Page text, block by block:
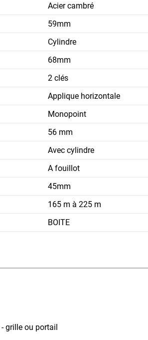
Acier cambré
59mm
Cylindre
68mm
2 clés
Applique horizontale
Monopoint
56 mm
Avec cylindre
A fouillot
45mm
165 m à 225 m
BOITE
grille ou portail